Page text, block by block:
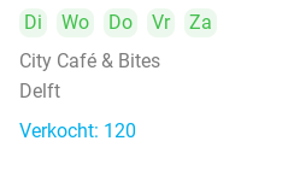
Di Wo Do Vr
Za
City Café & Bites
Delft
Verkocht: 120